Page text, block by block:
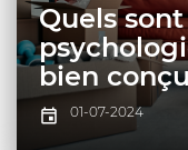
EXTENSION
DE MAISON
SURÉLÉVATION
RESTAURANT
BUREAUX /
LOCAUX
Nos
agences
Prendre
01-07-2024
Quels
bien